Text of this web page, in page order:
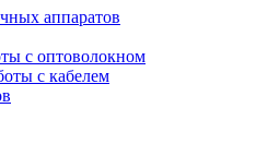
аппаратов
с оптоволокном
с кабелем